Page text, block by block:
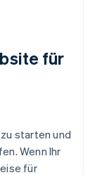
für
starten und
Wenn Ihr
für